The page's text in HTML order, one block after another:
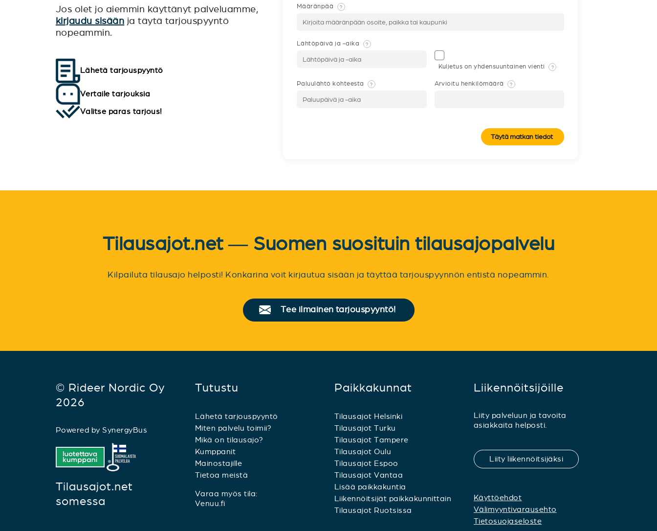
Jos olet jo aiemmin käyttänyt palveluamme,
kirjaudu sisään ja täytä tarjouspyyntö
nopeammin.
Lähetä tarjouspyyntö
Vertaile tarjouksia
Valitse paras tarjous!
Määränpää ?
Lähtöpäivä ja -aika ?
Kuljetus on yhdensuuntainen vienti ?
Paluulähtö kohteesta ? Arvioitu henkilömäärä ?
Täytä matkan tiedot
Tilausajot.net — Suomen suosituin tilausajopalvelu
Kilpailuta tilausajo helposti! Konkarina voit kirjautua sisään ja täyttää tarjouspyynnön entistä nopeammin.
Tee ilmainen tarjouspyyntö!
© Rideer Nordic Oy
2026
Powered by SynergyBus
Tilausajot.net
somessa
Tutustu
Lähetä tarjouspyyntö
Miten palvelu toimii?
Mikä on tilausajo?
Kumppanit
Mainostajille
Tietoa meistä
Varaa myös tila:
Venuu.fi
Paikkakunnat
Tilausajot Helsinki
Tilausajot Turku
Tilausajot Tampere
Tilausajot Oulu
Tilausajot Espoo
Tilausajot Vantaa
Lisää paikkakuntia
Liikennöitsijät paikkakunnittain
Tilausajot Ruotsissa
Liikennöitsijöille
Liity palveluun ja tavoita
asiakkaita helposti.
Liity liikennöitsijäksi
Käyttöehdot
Välimyyntivarausehto
Tietosuojaseloste